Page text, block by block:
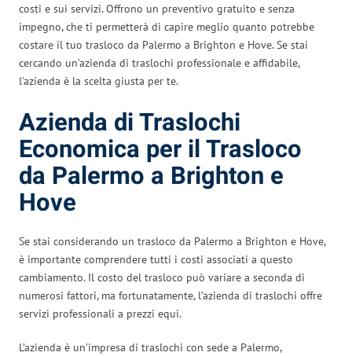
costi e sui servizi. Offrono un preventivo gratuito e senza
impegno, che ti permetterà di capire meglio quanto potrebbe
costare il tuo trasloco da Palermo a Brighton e Hove. Se stai
cercando un’azienda di traslochi professionale e affidabile,
l’azienda è la scelta giusta per te.
Azienda di Traslochi
Economica per il Trasloco
da Palermo a Brighton e
Hove
Se stai considerando un trasloco da Palermo a Brighton e Hove,
è importante comprendere tutti i costi associati a questo
cambiamento. Il costo del trasloco può variare a seconda di
numerosi fattori, ma fortunatamente, l’azienda di traslochi offre
servizi professionali a prezzi equi.
L’azienda è un’impresa di traslochi con sede a Palermo,